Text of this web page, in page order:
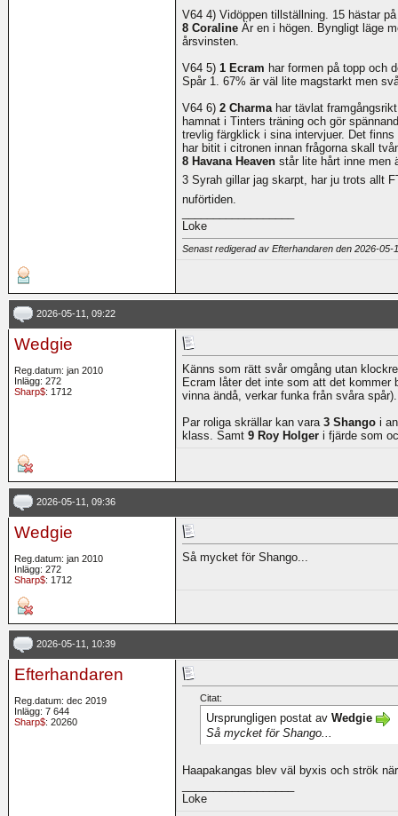
V64 4) Vidöppen tillställning. 15 hästar
8 Coraline Är en i högen. Byngligt läge
årsvinsten.
V64 5) 1 Ecram har formen på topp och
Spår 1. 67% är väl lite magstarkt men
V64 6) 2 Charma har tävlat
hamnat i Tinters träning och gör
trevlig färgklick i sina intervjuer. Det
har bitit i citronen innan frågorna skall
8 Havana Heaven står lite hårt inne men
3 Syrah gillar jag skarpt, har ju trots allt
nuförtiden.
Loke
Senast redigerad av Efterhandaren den 2026-
2026-05-11, 09:22
Wedgie
Reg.datum: jan 2010
Inlägg: 272
Sharp$: 1712
Känns som rätt svår omgång utan
Ecram låter det inte som att det kommer
vinna ändå, verkar funka från svåra spår).
Par roliga skrällar kan vara 3 Shango i
klass. Samt 9 Roy Holger i fjärde som
2026-05-11, 09:36
Wedgie
Reg.datum: jan 2010
Inlägg: 272
Sharp$: 1712
Så mycket för Shango...
2026-05-11, 10:39
Efterhandaren
Reg.datum: dec 2019
Inlägg: 7 644
Sharp$: 20260
Citat:
Ursprungligen postat av Wedgie
Så mycket för Shango...
Haapakangas blev väl byxis och strök
Loke